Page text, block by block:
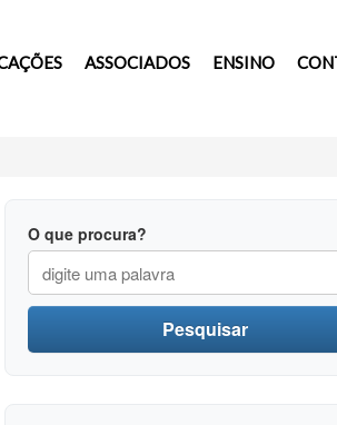
ASSOCIADOS ENSINO
O que procura?
Pesquisar